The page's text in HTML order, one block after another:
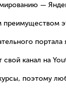
—
преимуществом
портала
свой канал на
поэтому